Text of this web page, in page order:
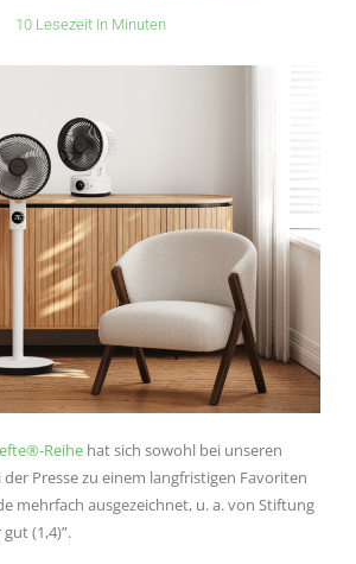
10 Lesezeit In Minuten
Reihe hat sich sowohl bei unseren
Presse zu einem langfristigen Favoriten
mehrfach ausgezeichnet, u. a. von Stiftung
(1,4)”.